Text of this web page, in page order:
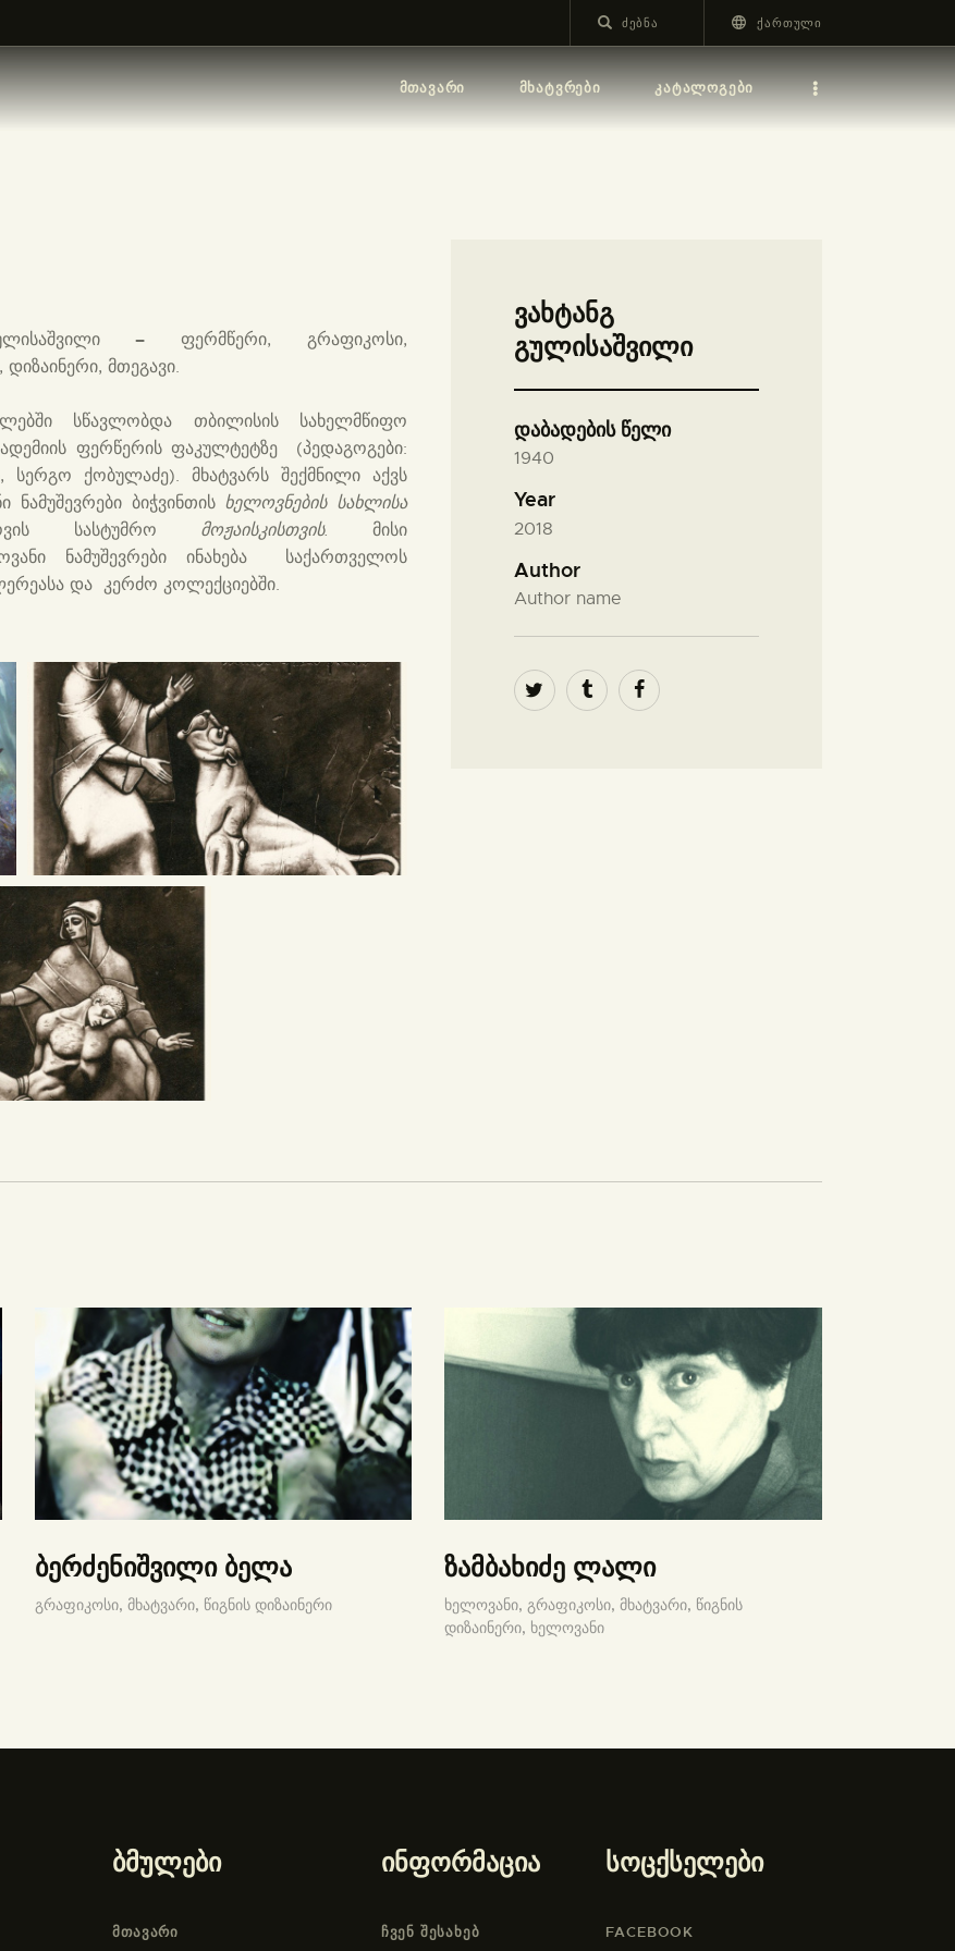
ᲥᲐᲠᲗᲣᲚᲘ
ᲛᲗᲐᲕᲐᲠᲘ ᲛᲮᲐᲢᲕᲠᲔᲑᲘ ᲙᲐᲢᲐᲚᲝᲒᲔᲑᲘ
– ფერმწერი, გრაფიკოსი,
მთეგავი.
სწავლობდა თბილისის სახელმწიფო
ფერწერის ფაკულტეტზე (პედაგოგები:
სერგო ქობულაძე). მხატვარს შექმნილი აქვს
ნამუშევრები ბიჭვინთის ხელოვნების სახლისა
სასტუმრო მოჟაისკისთვის. მისი
ნამუშევრები ინახება საქართველოს
და კერძო კოლექციებში.
ვახტანგ
გულისაშვილი
დაბადების წელი
1940
Year
2018
Author
Author name
ბერძენიშვილი ბელა
გრაფიკოსი, მხატვარი, წიგნის დიზაინერი
ზამბახიძე ლალი
ხელოვანი,გრაფიკოსი,მხატვარი, წიგნის
დიზაინერი, ხელოვანი
ბმულები
ᲛᲗᲐᲕᲐᲠᲘ
ინფორმაცია
ᲩᲕᲔᲜ ᲨᲔᲡᲐᲮᲔᲑ
სოცქსელები
FACEBOOK